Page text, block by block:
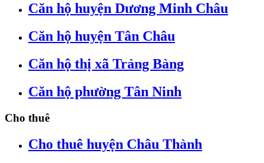
Căn hộ huyện Dương Minh Châu
Căn hộ huyện Tân Châu
Căn hộ thị xã Trảng Bàng
Căn hộ phường Tân Ninh
Cho thuê
Cho thuê huyện Châu Thành